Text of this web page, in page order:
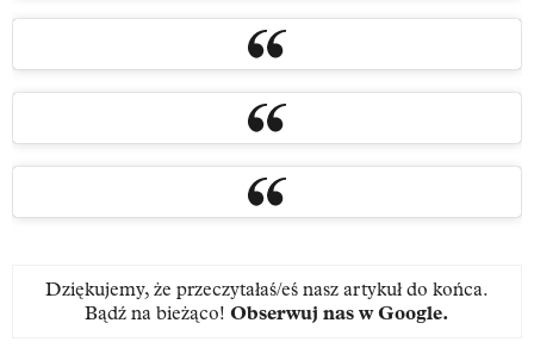
Dziękujemy, że przeczytałaś/eś nasz artykuł do końca.
Bądź na bieżąco! Obserwuj nas w Google.